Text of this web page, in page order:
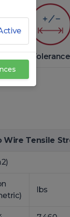
Tolerance
Wire Tensile
lbs